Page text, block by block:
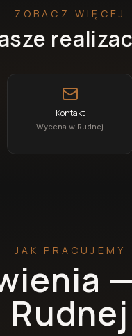
ZOBACZ WIĘCEJ
Kontakt
Wycena w Rudnej
JAK PRACUJEMY
Rudnej